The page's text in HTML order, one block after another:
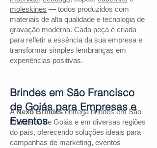
moleskines — todos produzidos com
materiais de alta qualidade e tecnologia de
gravação moderna. Cada peça é criada
para refletir a essência da sua empresa e
transformar simples lembranças em
experiências positivas.
ANexo Brindesentrega brindes em São
Francisco de Goiás e em diversas regiões
do país, oferecendo soluções ideais para
campanhas de marketing, eventos
Brindes em São Francisco
de Goiás para Empresas e
Eventos